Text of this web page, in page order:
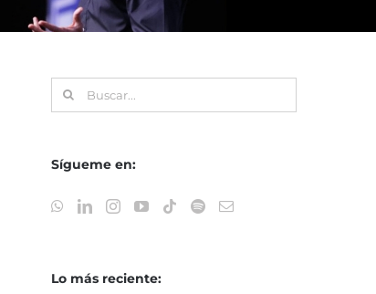
Buscar:
Sígueme en:
Lo más reciente: